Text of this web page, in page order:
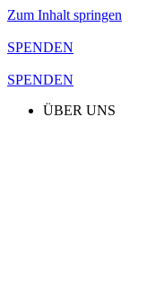
Zum Inhalt springen
SPENDEN
SPENDEN
ÜBER UNS